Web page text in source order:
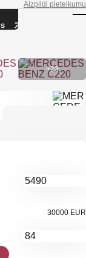
Aizpildi pieteikumu
+23
30000 EUR